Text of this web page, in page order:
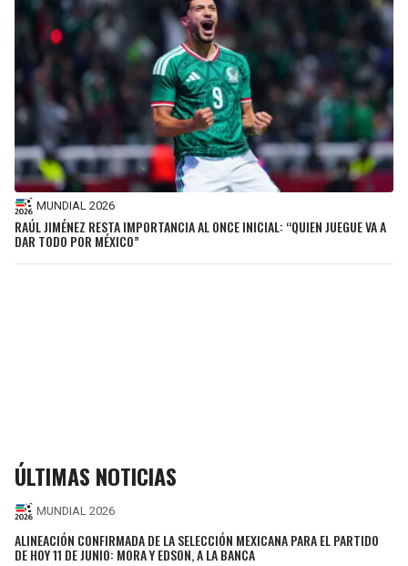
MUNDIAL 2026
RAÚL JIMÉNEZ RESTA IMPORTANCIA AL ONCE INICIAL: “QUIEN JUEGUE VA A
DAR TODO POR MÉXICO”
ÚLTIMAS NOTICIAS
MUNDIAL 2026
ALINEACIÓN CONFIRMADA DE LA SELECCIÓN MEXICANA PARA EL PARTIDO
DE HOY 11 DE JUNIO: MORA Y EDSON, A LA BANCA